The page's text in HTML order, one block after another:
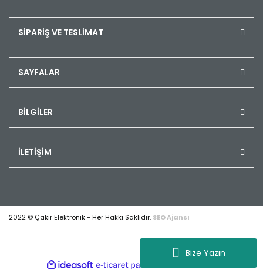
Bize Yazın
SİPARİŞ VE TESLİMAT
SAYFALAR
BİLGİLER
İLETİŞİM
2022 © Çakır Elektronik - Her Hakkı Saklıdır. SEO Ajansı
ideasoft